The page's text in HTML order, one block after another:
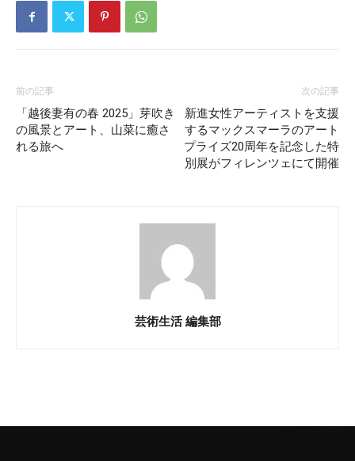
前の記事
「越後妻有の春 2025」芽吹き
の風景とアート、山菜に癒さ
れる旅へ
次の記事
新進女性アーティストを支援
するマックスマーラのアート
プライズ20周年を記念した特
別展がフィレンツェにて開催
芸術生活 編集部